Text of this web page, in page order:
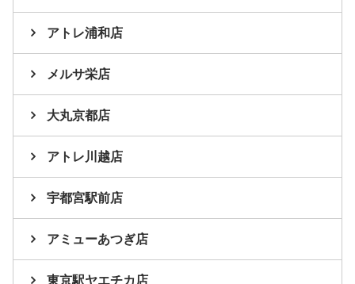
アトレ浦和店
メルサ栄店
大丸京都店
アトレ川越店
宇都宮駅前店
アミューあつぎ店
東京駅ヤエチカ店